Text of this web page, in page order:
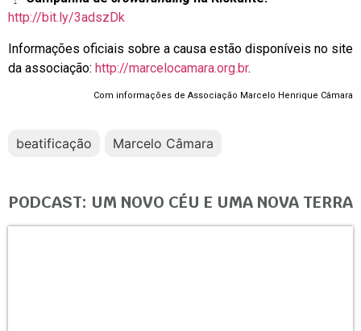
http://bit.ly/3adszDk
Informações oficiais sobre a causa estão disponíveis no site
da associação: http://marcelocamara.org.br.
Com informações de Associação Marcelo Henrique Câmara
beatificação Marcelo Câmara
PODCAST: UM NOVO CÉU E UMA NOVA TERRA